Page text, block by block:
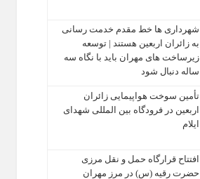
شهرداری‌ ها خط مقدم خدمت ‌رسانی
به زائران اربعین هستند | توسعه
زیرساخت ‌های مهران باید با نگاه سه‌
ساله دنبال شود
تأمین سوخت هواپیمایی زائران
اربعین در فرودگاه بین المللی شهدای
ایلام
افتتاح قرارگاه حمل‌ و نقل مرزی
حضرت رقیه (س) در مرز مهران